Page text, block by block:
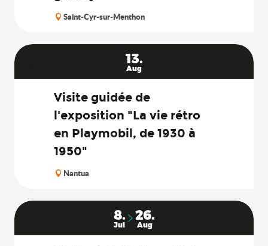
Saint-Cyr-sur-Menthon
13.
Aug
Visite guidée de
l'exposition "La vie rétro
en Playmobil, de 1930 à
1950"
Nantua
8.
Jul
26.
Aug